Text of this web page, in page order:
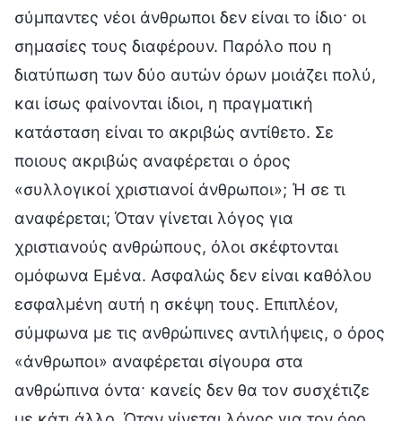
σύμπαντες νέοι άνθρωποι δεν είναι το ίδιο· οι
σημασίες τους διαφέρουν. Παρόλο που η
διατύπωση των δύο αυτών όρων μοιάζει πολύ,
και ίσως φαίνονται ίδιοι, η πραγματική
κατάσταση είναι το ακριβώς αντίθετο. Σε
ποιους ακριβώς αναφέρεται ο όρος
«συλλογικοί χριστιανοί άνθρωποι»; Ή σε τι
αναφέρεται; Όταν γίνεται λόγος για
χριστιανούς ανθρώπους, όλοι σκέφτονται
ομόφωνα Εμένα. Ασφαλώς δεν είναι καθόλου
εσφαλμένη αυτή η σκέψη τους. Επιπλέον,
σύμφωνα με τις ανθρώπινες αντιλήψεις, ο όρος
«άνθρωποι» αναφέρεται σίγουρα στα
ανθρώπινα όντα· κανείς δεν θα τον συσχέτιζε